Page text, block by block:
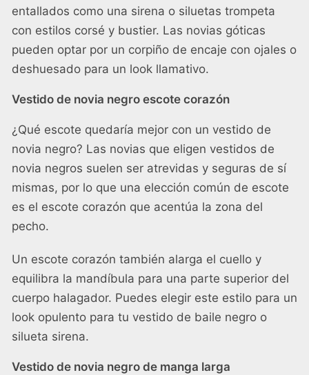
entallados como una sirena o siluetas trompeta
con estilos corsé y bustier. Las novias góticas
pueden optar por un corpiño de encaje con ojales o
deshuesado para un look llamativo.
Vestido de novia negro escote corazón
¿Qué escote quedaría mejor con un vestido de
novia negro? Las novias que eligen vestidos de
novia negros suelen ser atrevidas y seguras de sí
mismas, por lo que una elección común de escote
es el escote corazón que acentúa la zona del
pecho.
Un escote corazón también alarga el cuello y
equilibra la mandíbula para una parte superior del
cuerpo halagador. Puedes elegir este estilo para un
look opulento para tu vestido de baile negro o
silueta sirena.
Vestido de novia negro de manga larga